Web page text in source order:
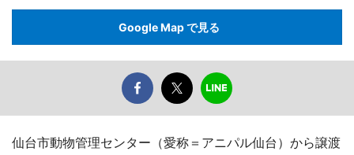
Google Map で見る
仙台市動物管理センター（愛称＝アニパル仙台）から譲渡